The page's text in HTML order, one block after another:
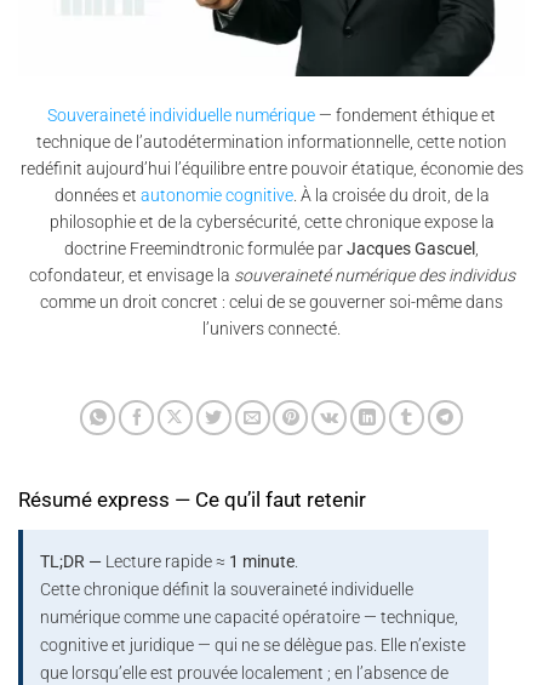
Souveraineté individuelle numérique — fondement éthique et
technique de l’autodétermination informationnelle, cette notion
redéfinit aujourd’hui l’équilibre entre pouvoir étatique, économie des
données et autonomie cognitive. À la croisée du droit, de la
philosophie et de la cybersécurité, cette chronique expose la
doctrine Freemindtronic formulée parJacques Gascuel
cofondateur, et envisage la souveraineté numérique des individus
comme un droit concret : celui de se gouverner soi-même dans
l’univers connecté.
Résumé express — Ce qu’il faut retenir
TL;DR — Lecture rapide ≈ 1 minute.
Cette chronique définit la souveraineté individuelle
numérique comme une capacité opératoire — technique,
cognitive et juridique — qui ne se délègue pas. Elle n’existe
que lorsqu’elle est prouvée localement ; en l’absence de